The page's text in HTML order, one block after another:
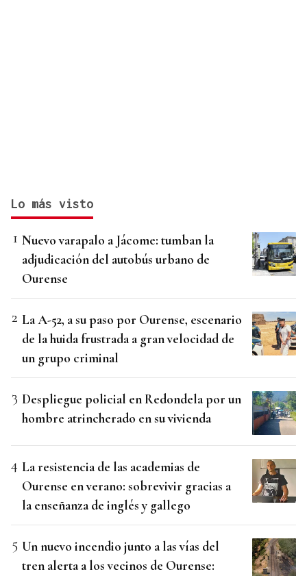
Lo más visto
Nuevo varapalo a Jácome: tumban la
adjudicación del autobús urbano de
Ourense
La A-52, a su paso por Ourense, escenario
de la huida frustrada a gran velocidad de
un grupo criminal
Despliegue policial en Redondela por un
hombre atrincherado en su vivienda
La resistencia de las academias de
Ourense en verano: sobrevivir gracias a
la enseñanza de inglés y gallego
Un nuevo incendio junto a las vías del
tren alerta a los vecinos de Ourense: